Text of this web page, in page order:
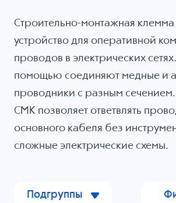
Строительно-монтажная
устройство для оперативной
проводов в электрических
помощью соединяют медные и
проводники с разным
СМК позволяет ответвлять
основного кабеля без
сложные электрические схемы.
Подгруппы